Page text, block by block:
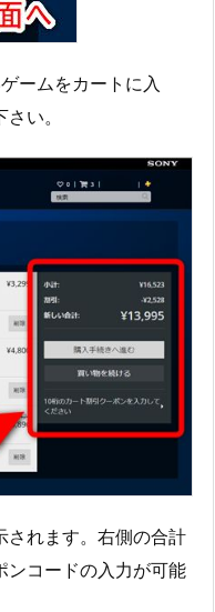
ームをカートに入
さい。
されます。右側の合計
ンコードの入力が可能